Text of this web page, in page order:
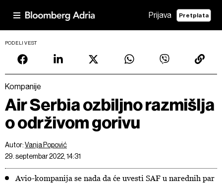
Prijava Pretplata
PODELI VEST
Kompanije
Air Serbia ozbiljno razmišlja
o održivom gorivu
Autor:Vanja Popović
29. septembar 2022, 14:31
Avio-kompanija se nada da će uvesti SAF u narednih par